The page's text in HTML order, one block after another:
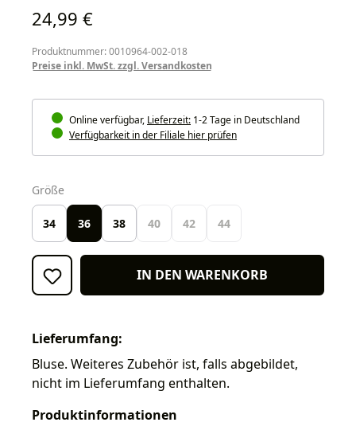
Regulärer Preis:
24,99 €
Produktnummer: 0010964-002-018
Preise inkl. MwSt. zzgl. Versandkosten
Online verfügbar, Lieferzeit: 1-2 Tage in Deutschland
Verfügbarkeit in der Filiale hier prüfen
Größe
34 36 38 40 42 44
IN DEN WARENKORB
Lieferumfang:
Bluse. Weiteres Zubehör ist, falls abgebildet,
nicht im Lieferumfang enthalten.
Produktinformationen